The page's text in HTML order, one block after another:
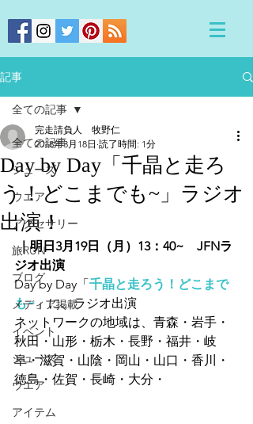
記事
全ての記事
シューズ
ウエア
アクセサリー
旅RUN
ブログ
メディア掲載
イベント
シューズ
ウエア
アイテム
全ての記事
Day by Day「千晶と走ろ
う！どこまでも~」ラジオ
出演！
完走請負人 牧野仁
2018年3月18日 読了時間: 1分
｜明日3月19日（月）13：40~　JFNラ
ジオ出演
Day by Day「千晶と走ろう！どこまで
も~」に、ラジオ出演
ネットワークの地域は、青森・岩手・
秋田・山形・栃木・長野・福井・岐
阜・滋賀・山陰・岡山・山口・香川・
徳島・佐賀・長崎・大分・